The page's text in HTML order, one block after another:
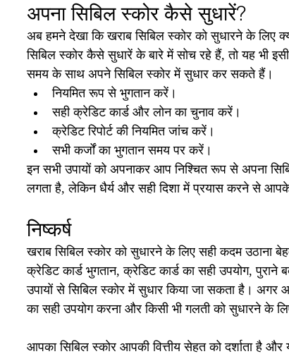
अपना सिबिल स्कोर कैसे सुधारें?
अब हमने देखा कि खराब सिबिल स्कोर को सुधारने के
सिबिल स्कोर कैसे सुधारें के बारे में सोच रहे हैं, तो यह भी
समय के साथ अपने सिबिल स्कोर में सुधार कर सकते हैं।
नियमित रूप से भुगतान करें।
सही क्रेडिट कार्ड और लोन का चुनाव करें।
क्रेडिट रिपोर्ट की नियमित जांच करें।
सभी कर्जों का भुगतान समय पर करें।
इन सभी उपायों को अपनाकर आप निश्चित रूप से अपना
लगता है, लेकिन धैर्य और सही दिशा में प्रयास करने से आपके
निष्कर्ष
खराब सिबिल स्कोर को सुधारने के लिए सही कदम उठाना
क्रेडिट कार्ड भुगतान, क्रेडिट कार्ड का सही उपयोग,
उपायों से सिबिल स्कोर में सुधार किया जा सकता है। अगर
का सही उपयोग करना और किसी भी गलती को सुधारने के
आपका सिबिल स्कोर आपकी वित्तीय सेहत को दर्शाता है